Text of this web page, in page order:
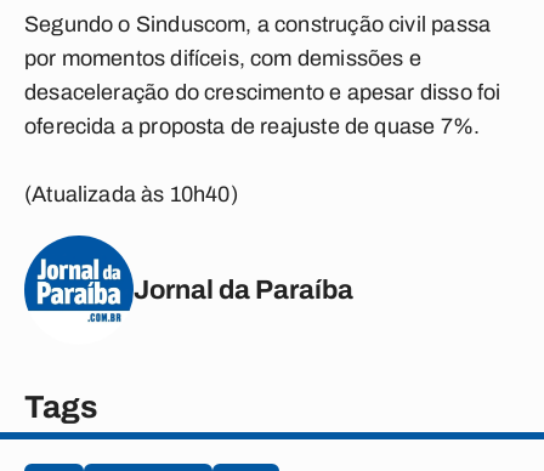
Segundo o Sinduscom, a construção civil passa
por momentos difíceis, com demissões e
desaceleração do crescimento e apesar disso foi
oferecida a proposta de reajuste de quase 7%.
(Atualizada às 10h40)
Jornal da Paraíba
Tags